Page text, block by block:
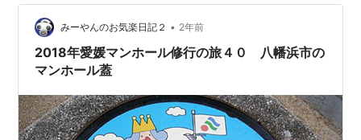
っさり越えたら あっと！ 最盛期の明治40年頃(1907)に
は別子に次ぐ四国第二位の銅の出荷量があった大峰鉱山
跡。手前の建物を建て替えているので見られるのはあと
僅…
みーやんのお気楽日記２ • 2年前
2018年愛媛マンホール修行の旅４０ 八幡浜市の
マンホール蓋